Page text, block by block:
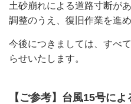
土砂崩れによる道路寸断が
調整のうえ、復旧作業を進め
今後につきましては、すべ
らせいたします。
【ご参考】台風15号に